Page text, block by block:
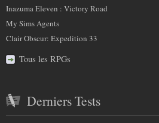
Inazuma Eleven : Victory Road
My Sims Agents
Clair Obscur: Expedition 33
Tous les RPGs
Derniers Tests